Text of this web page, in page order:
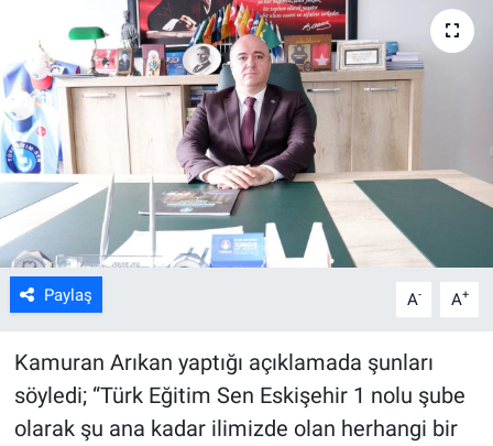
Paylaş A- A+
Kamuran Arıkan yaptığı açıklamada şunları
söyledi; “Türk Eğitim Sen Eskişehir 1 nolu şube
olarak şu ana kadar ilimizde olan herhangi bir